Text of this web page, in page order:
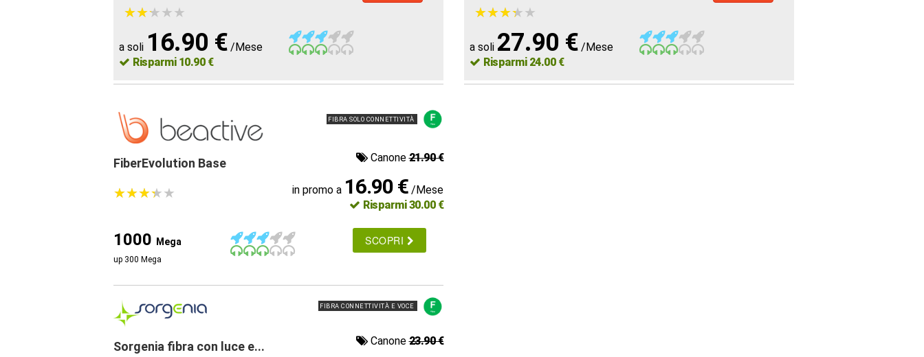
★★★★★
★★★★★
a soli 16.90 € /Mese
Risparmi 10.90 €
★★★★★
★★★★★
a soli 27.90 € /Mese
Risparmi 24.00 €
FIBRA SOLO CONNETTIVITÀ
FiberEvolution Base Canone21.90 €
★★★★★
★★★★★ in promo a 16.90 € /Mese
Risparmi 30.00 €
1000 Mega
up 300 Mega
SCOPRI
FIBRA CONNETTIVITÀ E VOCE
Sorgenia fibra con luce e... Canone23.90 €